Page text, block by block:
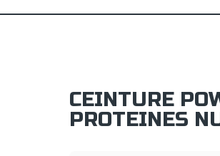
CEINTURE
PROTEINES